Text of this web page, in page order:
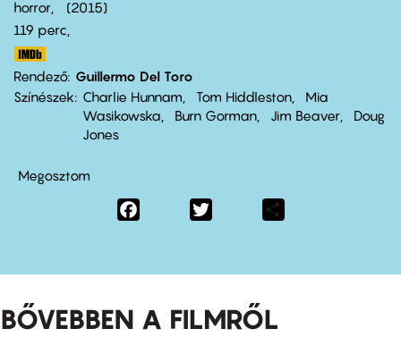
horror
2015
119 perc,
Rendező Guillermo Del Toro
Színészek
Charlie Hunnam Tom Hiddleston
Mia
Wasikowska
Burn Gorman Jim Beaver
Doug
Jones
Megosztom
Facebook
BŐVEBBEN A FILMRŐL